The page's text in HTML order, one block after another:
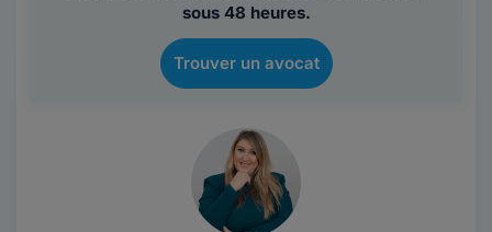
sous 48 heures.
Trouver un avocat